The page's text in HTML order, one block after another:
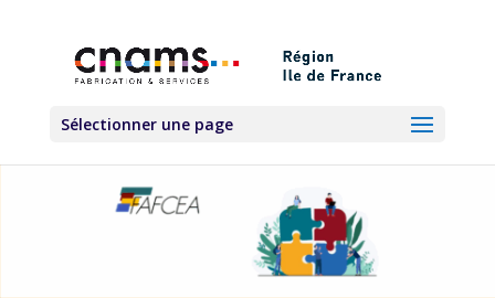
Sélectionner une page